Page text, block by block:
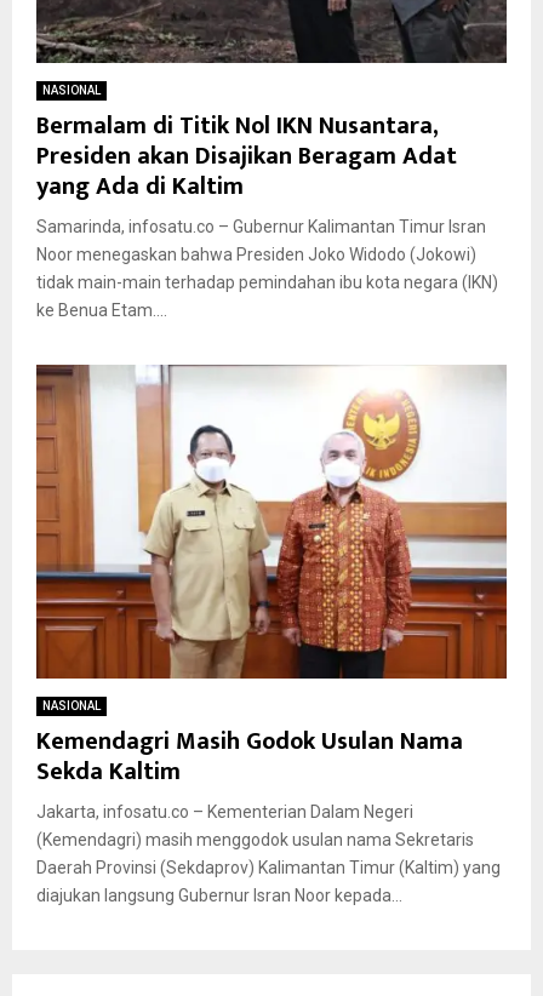
NASIONAL
Bermalam di Titik Nol IKN Nusantara,
Presiden akan Disajikan Beragam Adat
yang Ada di Kaltim
Samarinda, infosatu.co – Gubernur Kalimantan Timur Isran
Noor menegaskan bahwa Presiden Joko Widodo (Jokowi)
tidak main-main terhadap pemindahan ibu kota negara (IKN)
ke Benua Etam....
NASIONAL
Kemendagri Masih Godok Usulan Nama
Sekda Kaltim
Jakarta, infosatu.co – Kementerian Dalam Negeri
(Kemendagri) masih menggodok usulan nama Sekretaris
Daerah Provinsi (Sekdaprov) Kalimantan Timur (Kaltim) yang
diajukan langsung Gubernur Isran Noor kepada...